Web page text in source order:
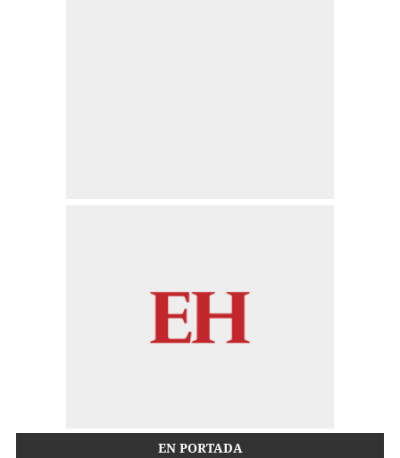
EN PORTADA